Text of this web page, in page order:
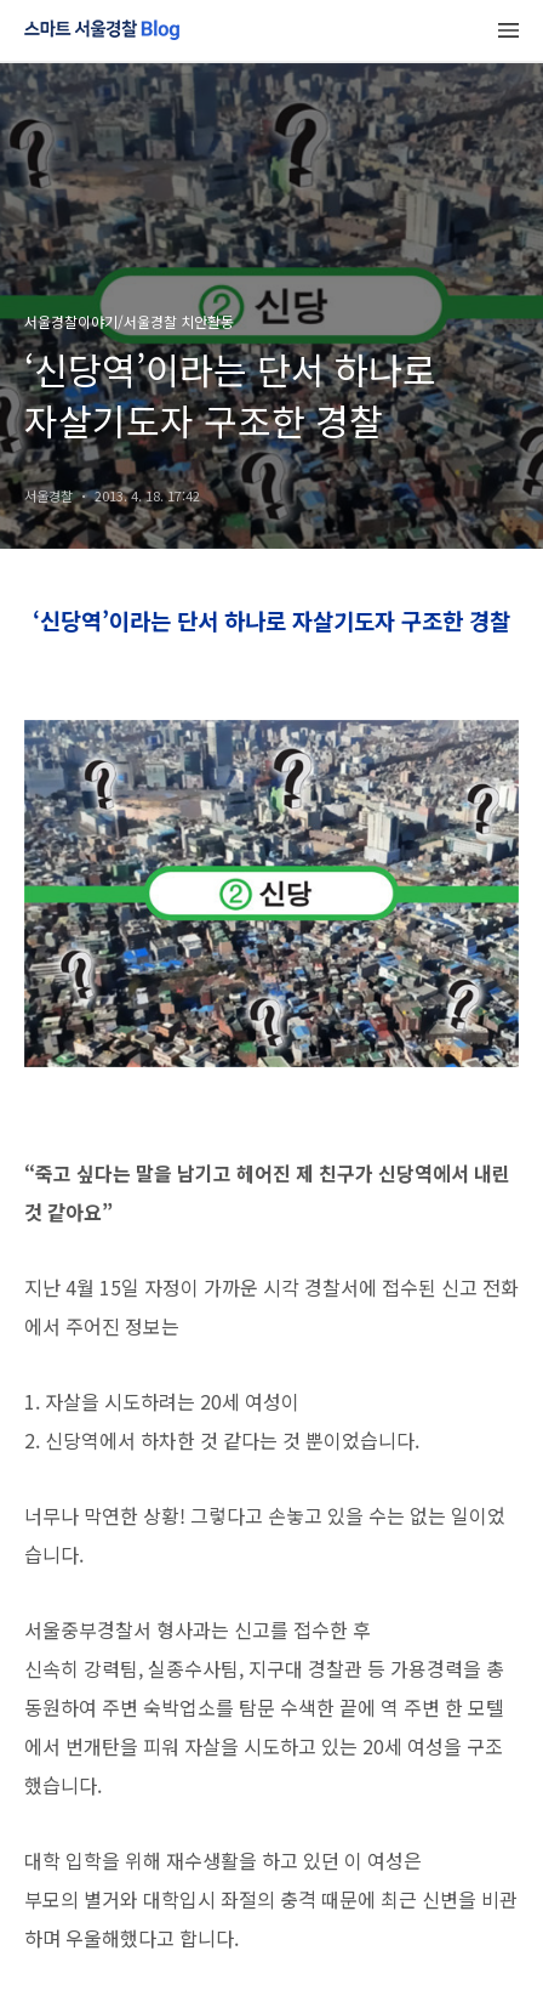
서울경찰이야기/서울경찰 치안활동
‘신당역’이라는 단서 하나로
자살기도자 구조한 경찰
서울경찰 2013. 4. 18. 17:42
‘신당역’이라는 단서 하나로 자살기도자 구조한 경찰
“죽고 싶다는 말을 남기고 헤어진 제 친구가 신당역에서 내린
것 같아요”
지난 4월 15일 자정이 가까운 시각 경찰서에 접수된 신고 전화
에서 주어진 정보는
1. 자살을 시도하려는 20세 여성이
2. 신당역에서 하차한 것 같다는 것 뿐이었습니다.
너무나 막연한 상황! 그렇다고 손놓고 있을 수는 없는 일이었
습니다.
서울중부경찰서 형사과는 신고를 접수한 후
신속히 강력팀, 실종수사팀, 지구대 경찰관 등 가용경력을 총
동원하여 주변 숙박업소를 탐문 수색한 끝에 역 주변 한 모텔
에서 번개탄을 피워 자살을 시도하고 있는 20세 여성을 구조
했습니다.
대학 입학을 위해 재수생활을 하고 있던 이 여성은
부모의 별거와 대학입시 좌절의 충격 때문에 최근 신변을 비관
하며 우울해했다고 합니다.